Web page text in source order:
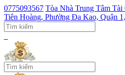
0775093567 Tòa Nhà Trung Tâm
Tiên Hoàng, Phường Đa Kao, Quận